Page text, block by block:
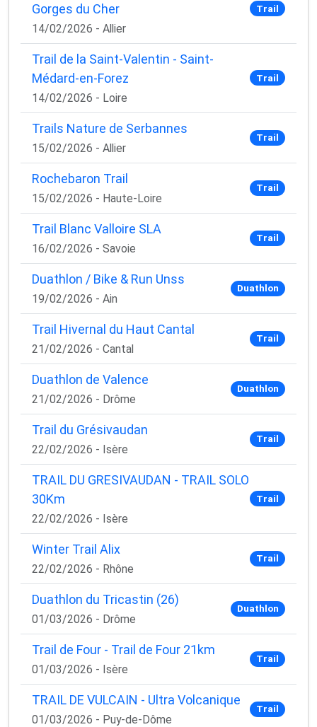
Gorges du Cher
14/02/2026 - Allier
Trail
Trail de la Saint-Valentin - Saint-
Médard-en-Forez
14/02/2026 - Loire
Trail
Trails Nature de Serbannes
15/02/2026 - Allier
Trail
Rochebaron Trail
15/02/2026 - Haute-Loire
Trail
Trail Blanc Valloire SLA
16/02/2026 - Savoie
Trail
Duathlon / Bike & Run Unss
19/02/2026 - Ain
Duathlon
Trail Hivernal du Haut Cantal
21/02/2026 - Cantal
Trail
Duathlon de Valence
21/02/2026 - Drôme
Duathlon
Trail du Grésivaudan
22/02/2026 - Isère
Trail
TRAIL DU GRESIVAUDAN - TRAIL SOLO
30Km
22/02/2026 - Isère
Trail
Winter Trail Alix
22/02/2026 - Rhône
Trail
Duathlon du Tricastin (26)
01/03/2026 - Drôme
Duathlon
Trail de Four - Trail de Four 21km
01/03/2026 - Isère
Trail
TRAIL DE VULCAIN - Ultra Volcanique
01/03/2026 - Puy-de-Dôme
Trail